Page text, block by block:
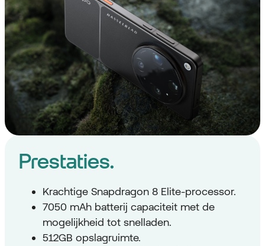
Prestaties.
Krachtige Snapdragon 8 Elite-processor.
7050 mAh batterij capaciteit met de
mogelijkheid tot snelladen.
512GB opslagruimte.